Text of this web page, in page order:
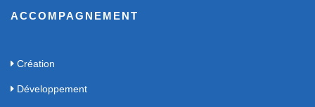
ACCOMPAGNEMENT
Création
Développement